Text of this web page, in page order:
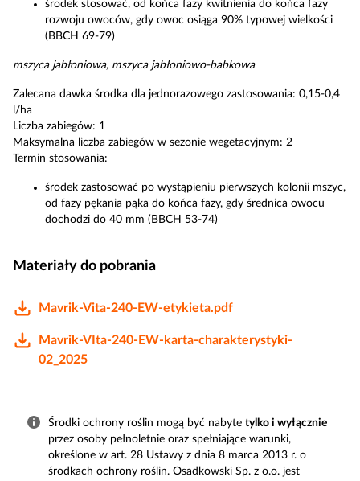
środek stosować, od końca fazy kwitnienia do końca fazy
rozwoju owoców, gdy owoc osiąga 90% typowej wielkości
(BBCH 69-79)
mszyca jabłoniowa, mszyca jabłoniowo-babkowa
Zalecana dawka środka dla jednorazowego zastosowania: 0,15-0,4
l/ha
Liczba zabiegów: 1
Maksymalna liczba zabiegów w sezonie wegetacyjnym: 2
Termin stosowania:
środek zastosować po wystąpieniu pierwszych kolonii mszyc,
od fazy pękania pąka do końca fazy, gdy średnica owocu
dochodzi do 40 mm (BBCH 53-74)
Materiały do pobrania
Mavrik-Vita-240-EW-etykieta.pdf
Mavrik-VIta-240-EW-karta-charakterystyki-
02_2025
Środki ochrony roślin mogą być nabyte tylko i wyłącznie
przez osoby pełnoletnie oraz spełniające warunki,
określone w art. 28 Ustawy z dnia 8 marca 2013 r. o
środkach ochrony roślin. Osadkowski Sp. z o.o. jest